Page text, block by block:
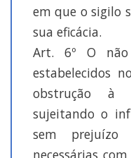
em que o sigilo
sua eficácia.
Art. 6º O não
estabelecidos
obstrução à
sujeitando o
sem prejuízo
necessárias